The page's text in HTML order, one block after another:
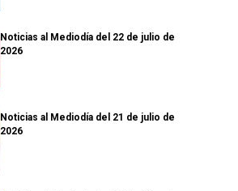
Noticias al Mediodía del 22 de julio de
2026
Noticias al Mediodía del 21 de julio de
2026